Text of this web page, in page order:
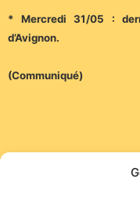
* Mercredi 31/05 :
d’Avignon.
(Communiqué)